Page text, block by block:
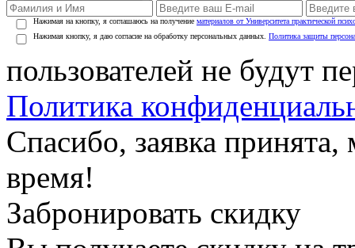
Нажимая на кнопку, я соглашаюсь на получение материалов от Университета практической
Нажимая кнопку, я даю согласие на обработку персональных данных. Политика защиты
пользователей не будут
Политика
Спасибо, заявка
время!
Забронировать скидку